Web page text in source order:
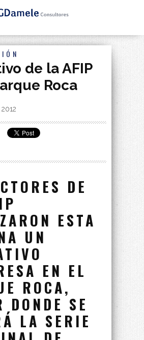
de la AFIP
Roca
DE
ESTA
UN
EN EL
ROCA,
DONDE SE
LA SERIE